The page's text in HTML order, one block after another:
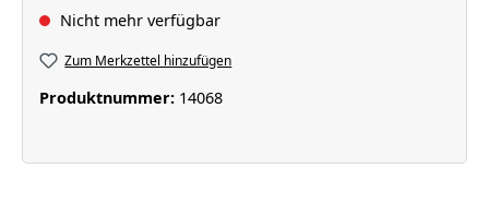
Nicht mehr verfügbar
Zum Merkzettel hinzufügen
Produktnummer: 14068